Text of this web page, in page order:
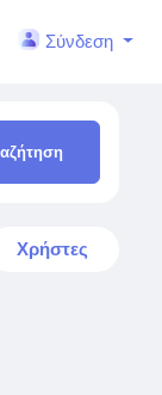
Σύνδεση
Χρήστες